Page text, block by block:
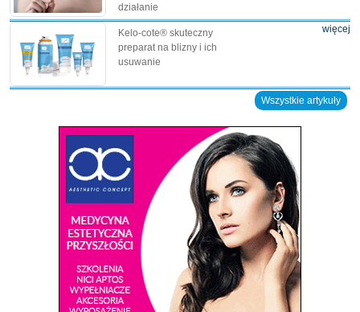
działanie
Kelo-cote® skuteczny
preparat na blizny i ich
usuwanie
więcej
Wszystkie artykuły